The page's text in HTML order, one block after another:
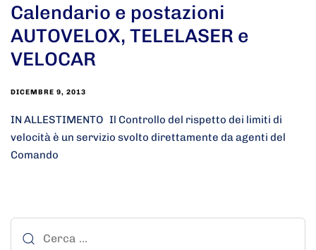
Calendario e postazioni
AUTOVELOX, TELELASER e
VELOCAR
DICEMBRE 9, 2013
IN ALLESTIMENTO Il Controllo del rispetto dei limiti di
velocità è un servizio svolto direttamente da agenti del
Comando